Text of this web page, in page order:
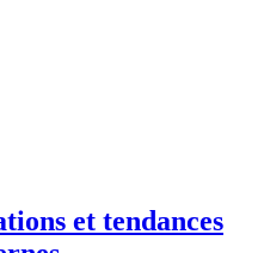
et tendances